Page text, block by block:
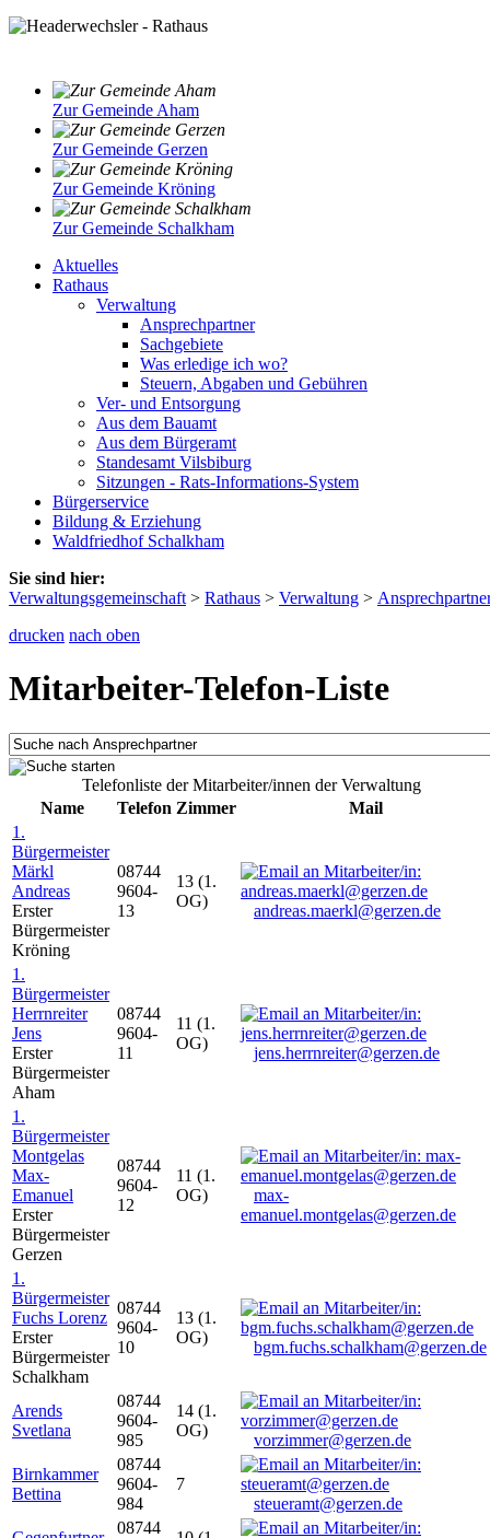
Zur Gemeinde Aham
Zur Gemeinde Gerzen
Zur Gemeinde Kröning
Zur Gemeinde Schalkham
Aktuelles
Rathaus
Verwaltung
Ansprechpartner
Sachgebiete
Was erledige ich wo?
Steuern, Abgaben und Gebühren
Ver- und Entsorgung
Aus dem Bauamt
Aus dem Bürgeramt
Standesamt Vilsbiburg
Sitzungen - Rats-Informations-System
Bürgerservice
Bildung & Erziehung
Waldfriedhof Schalkham
Sie sind hier:
Verwaltungsgemeinschaft > Rathaus > Verwaltung >
drucken nach oben
Mitarbeiter-Telefon-Liste
Telefonliste der Mitarbeiter/innen der Verwaltung
Name
Telefon Zimmer
Mail
1.
Bürgermeister
Märkl
Andreas
Erster
Bürgermeister
Kröning
08744
9604-
13
13 (1.
OG)
andreas.maerkl@gerzen.de
1.
Bürgermeister
Herrnreiter
Jens
Erster
Bürgermeister
Aham
08744
9604-
11
11 (1.
OG)
jens.herrnreiter@gerzen.de
1.
Bürgermeister
Montgelas
Max-
Emanuel
Erster
Bürgermeister
Gerzen
08744
9604-
12
11 (1.
OG)
max-
emanuel.montgelas@gerzen.de
1.
Bürgermeister
Fuchs Lorenz
Erster
Bürgermeister
Schalkham
08744
9604-
10
13 (1.
OG)
bgm.fuchs.schalkham@gerzen.de
Arends
Svetlana
08744
9604-
985
14 (1.
OG)
vorzimmer@gerzen.de
Birnkammer
Bettina
08744
9604-
984
7
steueramt@gerzen.de
08744